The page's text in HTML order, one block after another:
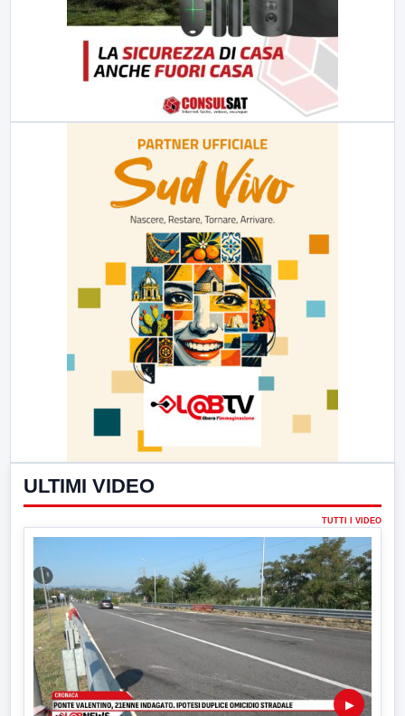
ULTIMI VIDEO
TUTTI I VIDEO
▶